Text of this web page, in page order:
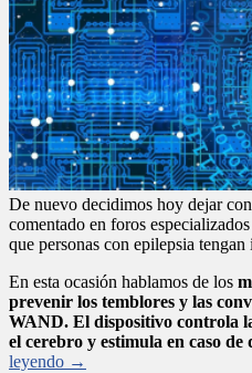
De nuevo decidimos hoy dejar
comentado en foros
que personas con epilepsia
En esta ocasión hablamos de los
prevenir los temblores y las
WAND. El dispositivo controla
el cerebro y estimula en caso de
leyendo →